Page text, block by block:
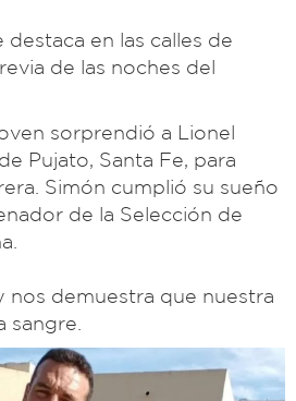
destaca en las calles de
de las noches del
sorprendió a Lionel
Pujato, Santa Fe, para
Simón cumplió su sueño
de la Selección de
nos demuestra que nuestra
sangre.